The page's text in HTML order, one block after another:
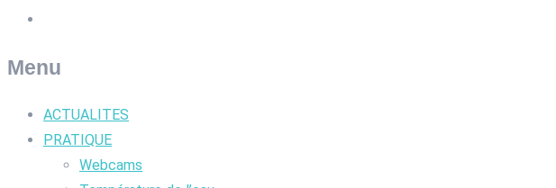
Menu
ACTUALITES
PRATIQUE
Webcams